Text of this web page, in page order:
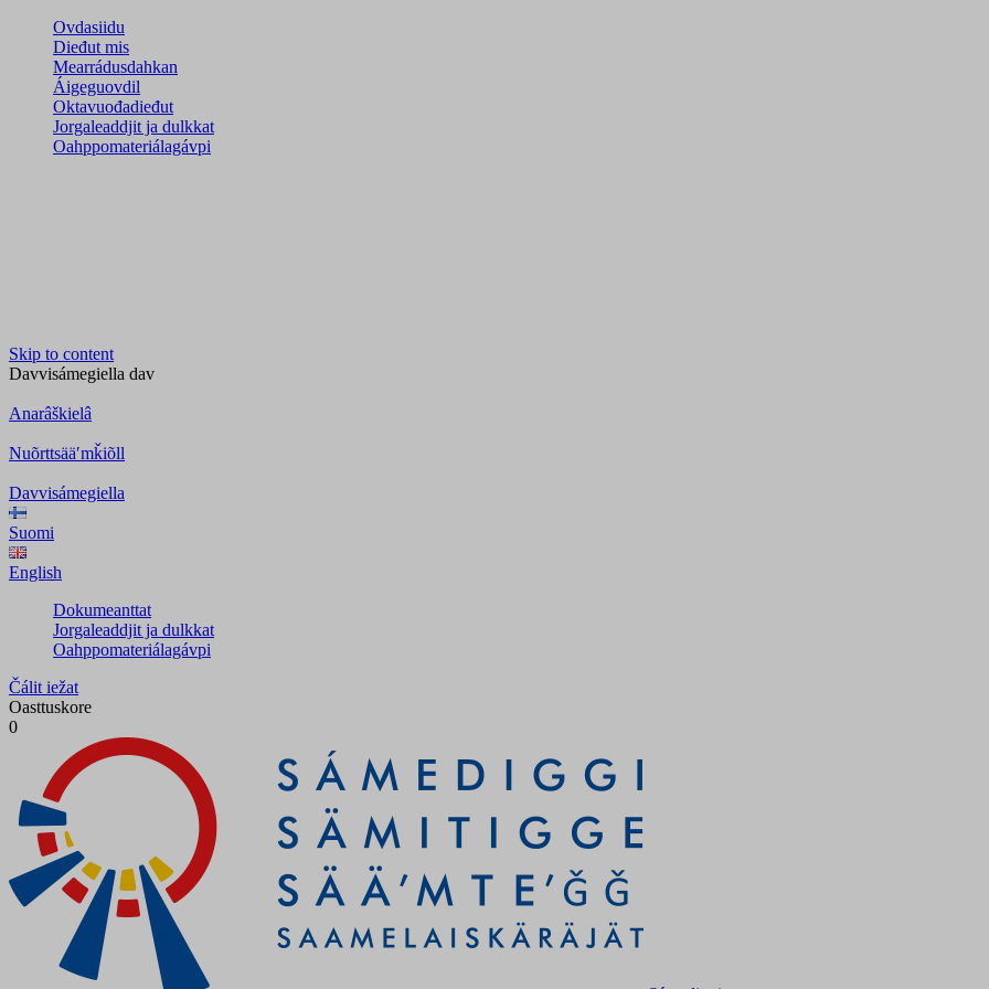
Ovdasiidu
Dieđut mis
Mearrádusdahkan
Áigeguovdil
Oktavuođadieđut
Jorgaleaddjit ja dulkkat
Oahppomateriálagávpi
Skip to content
Davvisámegiella dav
Anarâškielâ
Nuõrttsääʹmǩiõll
Davvisámegiella
Suomi
English
Dokumeanttat
Jorgaleaddjit ja dulkkat
Oahppomateriálagávpi
Čálit iežat
Oasttuskore
0